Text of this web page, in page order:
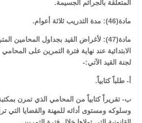
المتعلقة بالجرائم الجسيمة.
مادة(46): مدة التدريب ثلاثة أعوام.
مادة(47): لأغراض القيد بجداول المحامين
الابتدائية عند نهاية فترة التمرين على
لجنة القيد الآتي:-
أ- طلباً كتابياً.
ب- تقريراً كتابياً من المحامي الذي تمرن
وسلوكه ومستوى أدائه للمهنة والقضايا التي